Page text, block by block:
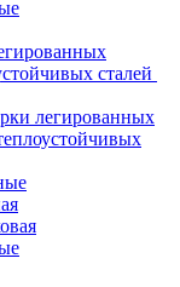
сталей
легированных